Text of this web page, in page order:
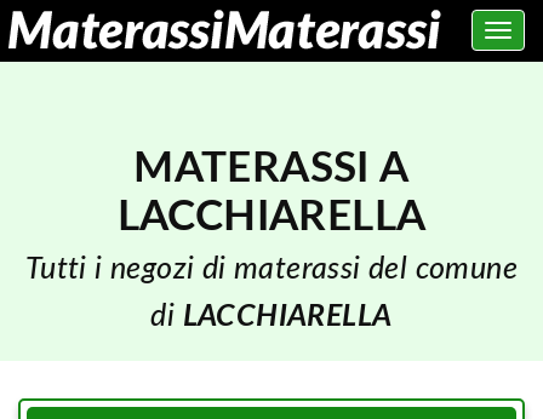
Toggle
MATERASSI A
LACCHIARELLA
Tutti i negozi di materassi del comune
di LACCHIARELLA